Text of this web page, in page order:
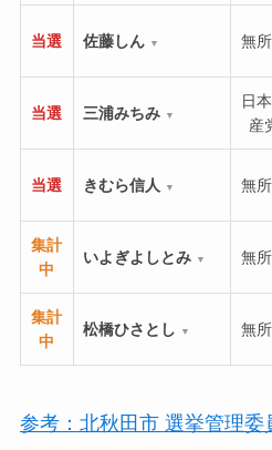
当選 佐藤しん ▼ 無
当選 三浦みちみ ▼
日
産
当選 きむら信人 ▼ 無
集計
中
いよぎよしとみ ▼ 無
集計
中
松橋ひさとし ▼ 無
参考：北秋田市 選挙管理委